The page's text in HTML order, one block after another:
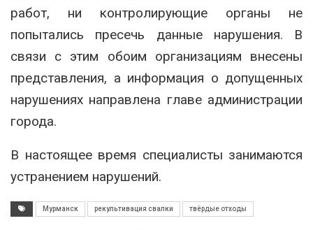
работ, ни контролирующие органы не
попытались пресечь данные нарушения. В
связи с этим обоим организациям внесены
представления, а информация о допущенных
нарушениях направлена главе администрации
города.
В настоящее время специалисты занимаются
устранением нарушений.
Мурманск рекультивация свалки твёрдые отходы